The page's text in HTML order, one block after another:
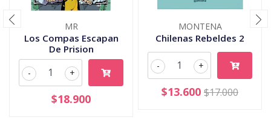
MR
Los Compas Escapan
De Prision
+
-
$18.900
MONTENA
Chilenas Rebeldes 2
+
-
$13.600 $17.000